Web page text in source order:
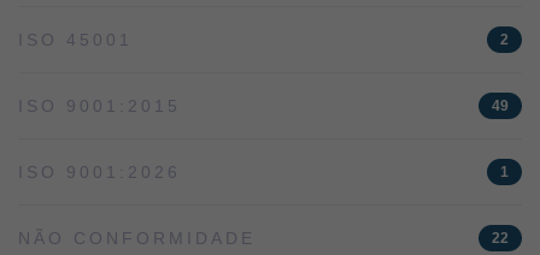
ISO 45001 2
ISO 9001:2015 49
ISO 9001:2026 1
NÃO CONFORMIDADE 22